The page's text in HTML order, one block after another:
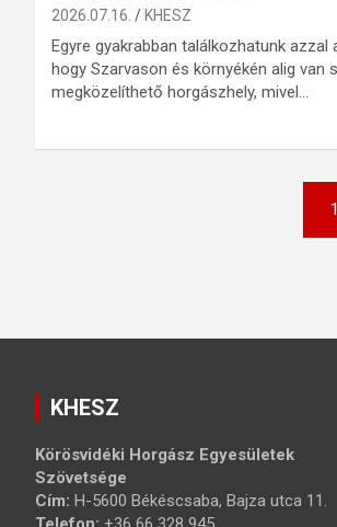
2026.07.16. KHESZ
Egyre gyakrabban találkozhatunk azzal
hogy Szarvason és környékén alig van
megközelíthető horgászhely, mivel…
1
KHESZ
Körösvidéki Horgász Egyesületek
Szövetsége
Cím: H-5600 Békéscsaba, Bajza utca 11.